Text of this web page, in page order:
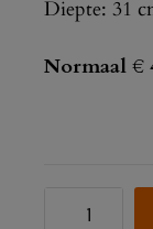
Diepte: 31
Normaal €